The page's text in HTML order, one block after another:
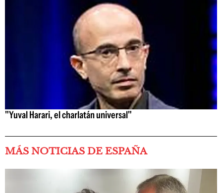
"Yuval Harari, el charlatán universal"
MÁS NOTICIAS DE ESPAÑA